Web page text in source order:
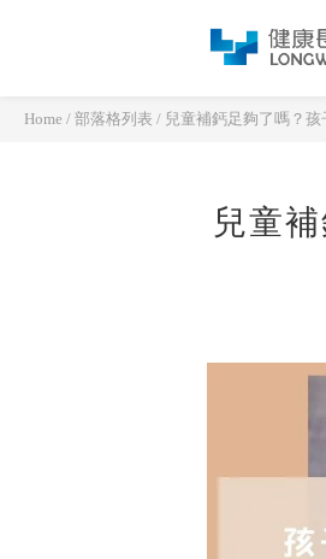
Home / 部落格列表 / 兒童補鈣足夠了嗎？
兒童